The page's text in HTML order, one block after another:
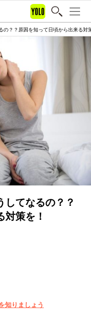
の？？原因を知って日頃から出来る対
してなるの？？
策を！
知りましょう